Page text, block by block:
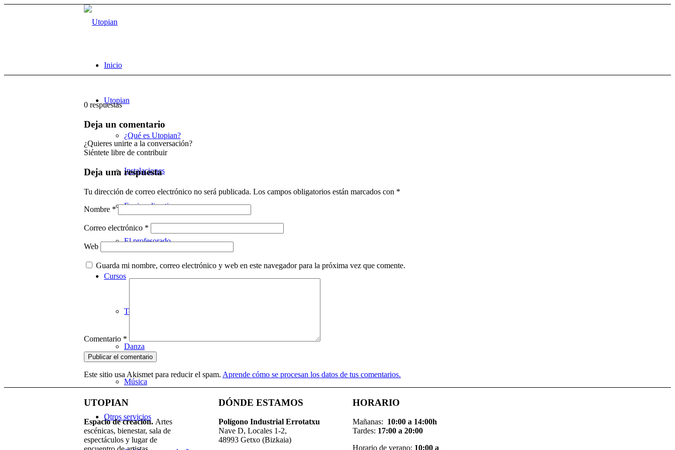
Inicio
Utopian
¿Qué es Utopian?
Instalaciones
Equipo directivo
El profesorado
Cursos
Teatro
Danza
Música
Otros servicios
0 respuestas
Deja un comentario
¿Quieres unirte a la conversación?
Siéntete libre de contribuir
Deja una respuesta
Tu dirección de correo electrónico no será publicada. Los campos obligatorios están marcados con *
Nombre *
Correo electrónico *
Web
Guarda mi nombre, correo electrónico y web en este navegador para la próxima vez que comente.
Comentario *
Este sitio usa Akismet para reducir el spam. Aprende cómo se procesan los datos de tus comentarios.
UTOPIAN
Espacio de creación. Artes
escénicas, bienestar, sala de
espectáculos y lugar de
DÓNDE ESTAMOS
Polígono Industrial Errotatxu
Nave D, Locales 1-2,
48993 Getxo (Bizkaia)
HORARIO
Mañanas: 10:00 a 14:00h
Tardes: 17:00 a 20:00
Horario de verano: 10:00 a